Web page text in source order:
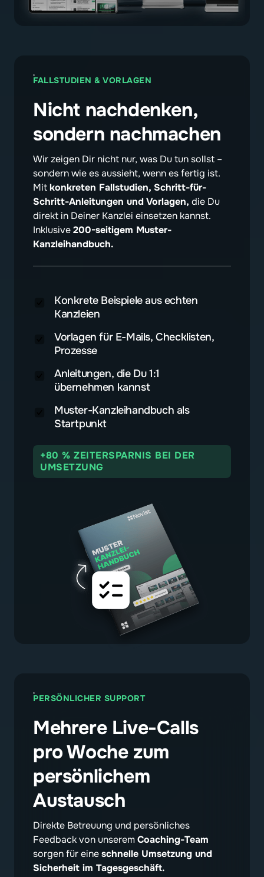
FALLSTUDIEN & VORLAGEN
Nicht nachdenken,
sondern nachmachen
Wir zeigen Dir nicht nur, was Du tun sollst –
sondern wie es aussieht, wenn es fertig ist.
Mit konkreten Fallstudien, Schritt-für-
Schritt-Anleitungen und Vorlagen, die Du
direkt in Deiner Kanzlei einsetzen kannst.
Inklusive 200-seitigem Muster-
Kanzleihandbuch.
Konkrete Beispiele aus echten
Kanzleien
Vorlagen für E-Mails, Checklisten,
Prozesse
Anleitungen, die Du 1:1
übernehmen kannst
Muster-Kanzleihandbuch als
Startpunkt
+80 % ZEITERSPARNIS BEI DER
UMSETZUNG
PERSÖNLICHER SUPPORT
Mehrere Live-Calls
pro Woche zum
persönlichem
Austausch
Direkte Betreuung und persönliches
Feedback von unserem
sorgen für eine schnelle Umsetzung und
Sicherheit im Tagesgeschäft.